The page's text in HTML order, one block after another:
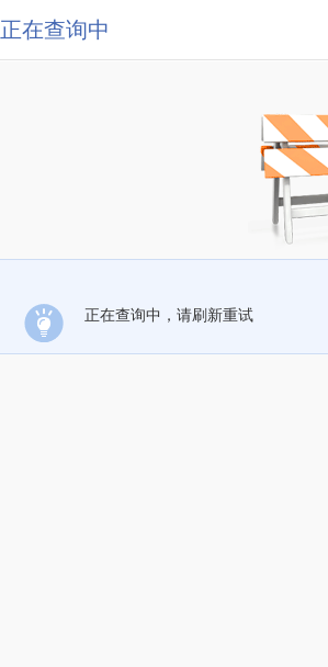
正在查询中
正在查询中，请刷新重试